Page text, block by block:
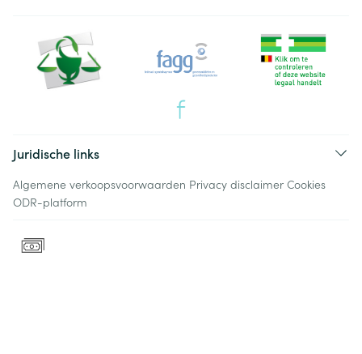
Juridische links
Algemene verkoopsvoorwaarden Privacy disclaimer Cookies
ODR-platform